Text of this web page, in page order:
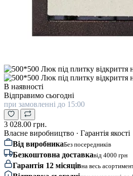
В наявності
Відправимо сьогодні
при замовленні до 15:00
3 028.00 грн.
Власне виробництво · Гарантія якості
Від виробникаБез посередників
Безкоштовна доставкавід 4000 грн
Гарантія 12 місяцівна весь